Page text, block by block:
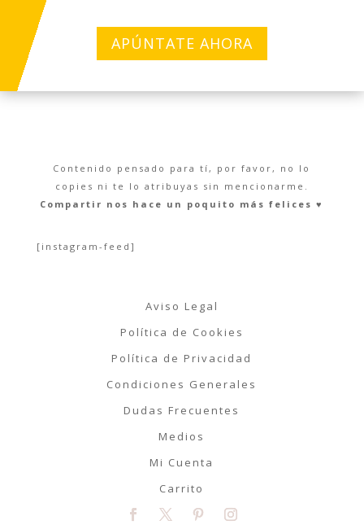
APÚNTATE AHORA
Contenido pensado para tí, por favor, no lo
copies ni te lo atribuyas sin mencionarme.
Compartir nos hace un poquito más felices ♥︎
[instagram-feed]
Aviso Legal
Política de Cookies
Política de Privacidad
Condiciones Generales
Dudas Frecuentes
Medios
Mi Cuenta
Carrito